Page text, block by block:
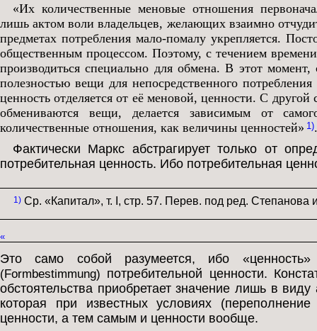
«Их количественные меновые отношения
лишь актом воли владельцев, желающих взаимно
предметах потребления мало-помалу укрепляется.
общественным процессом. Поэтому, с течением
производиться специально для обмена. В этот
полезностью вещи для непосредственного
ценность отделяется от её меновой, ценности. С
обмениваются вещи, делается зависимым от
количественные отношения, как величины ценностей» 1).
Фактически Маркс абстрагирует только от
потребительная ценность. Ибо потребительная
1)Ср. «Капитал», т. I, стр. 57. Перев. под ред. Степанова
«
Это само собой разумеется, ибо
(Formbestimmung) потребительной ценности.
обстоятельства приобретает значение лишь в
которая при известных условиях
ценности, а тем самым и ценности вообще.